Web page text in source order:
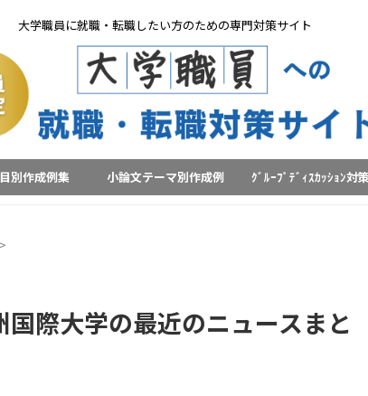
大学職員に就職・転職したい方のための専門対策サイト
別作成例集 小論文テーマ別作成例 ｸﾞﾙｰﾌﾟﾃﾞｨｽｶｯｼｮﾝ対
>
国際大学の最近のニュースまと